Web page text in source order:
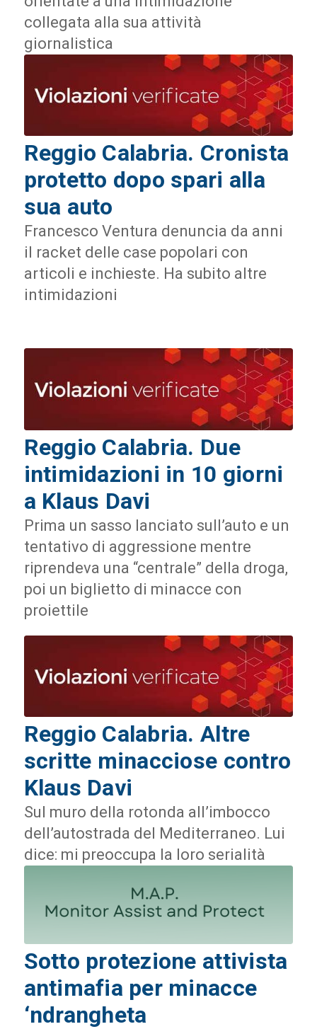
collegata alla sua attività
giornalistica
Reggio Calabria. Cronista
protetto dopo spari alla
sua auto
Francesco Ventura denuncia da anni
il racket delle case popolari con
articoli e inchieste. Ha subito altre
intimidazioni
Reggio Calabria. Due
intimidazioni in 10 giorni
a Klaus Davi
Prima un sasso lanciato sull’auto e un
tentativo di aggressione mentre
riprendeva una “centrale” della droga,
poi un biglietto di minacce con
proiettile
Reggio Calabria. Altre
scritte minacciose contro
Klaus Davi
Sul muro della rotonda all’imbocco
dell’autostrada del Mediterraneo. Lui
dice: mi preoccupa la loro serialità
Sotto protezione attivista
antimafia per minacce
‘ndrangheta